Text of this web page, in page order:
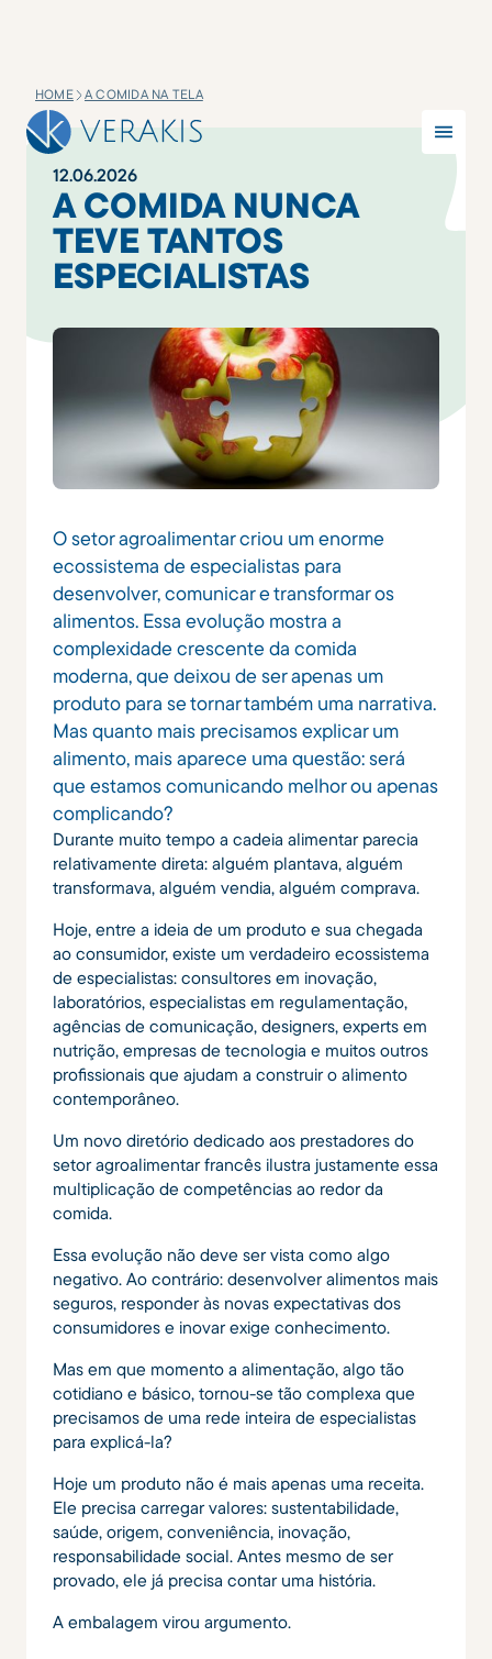
HOME A COMIDA NA TELA
12.06.2026
A COMIDA NUNCA
TEVE TANTOS
ESPECIALISTAS
O setor agroalimentar criou um enorme
ecossistema de especialistas para
desenvolver, comunicar e transformar os
alimentos. Essa evolução mostra a
complexidade crescente da comida
moderna, que deixou de ser apenas um
produto para se tornar também uma narrativa.
Mas quanto mais precisamos explicar um
alimento, mais aparece uma questão: será
que estamos comunicando melhor ou apenas
complicando?
Durante muito tempo a cadeia alimentar parecia
relativamente direta: alguém plantava, alguém
transformava, alguém vendia, alguém comprava.
Hoje, entre a ideia de um produto e sua chegada
ao consumidor, existe um verdadeiro ecossistema
de especialistas: consultores em inovação,
laboratórios, especialistas em regulamentação,
agências de comunicação, designers, experts em
nutrição, empresas de tecnologia e muitos outros
profissionais que ajudam a construir o alimento
contemporâneo.
Um novo diretório dedicado aos prestadores do
setor agroalimentar francês ilustra justamente essa
multiplicação de competências ao redor da
comida.
Essa evolução não deve ser vista como algo
negativo. Ao contrário: desenvolver alimentos mais
seguros, responder às novas expectativas dos
consumidores e inovar exige conhecimento.
Mas em que momento a alimentação, algo tão
cotidiano e básico, tornou-se tão complexa que
precisamos de uma rede inteira de especialistas
para explicá-la?
Hoje um produto não é mais apenas uma receita.
Ele precisa carregar valores: sustentabilidade,
saúde, origem, conveniência, inovação,
responsabilidade social. Antes mesmo de ser
provado, ele já precisa contar uma história.
A embalagem virou argumento.